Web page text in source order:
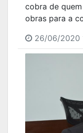
cobra de
obras para a
26/06/2020